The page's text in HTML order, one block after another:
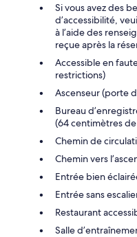
Si vous avez des
d’accessibilité,
à l’aide des
reçue après la
Accessible en
restrictions)
Ascenseur (porte
Bureau
(64 centimètres
Chemin de
Chemin vers
Entrée bien
Entrée sans
Restaurant
Salle